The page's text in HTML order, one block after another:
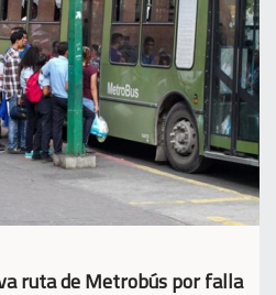
ruta de Metrobús por falla